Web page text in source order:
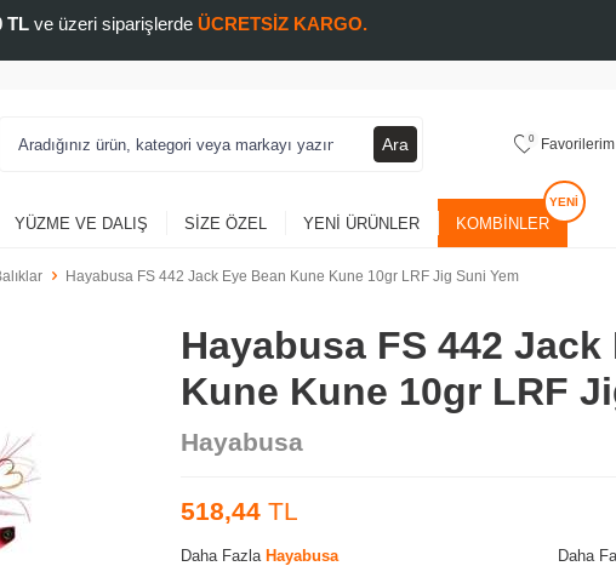
TLve üzeri siparişlerde ÜCRETSİZ KARGO.
Ara 0 Favorilerim
YÜZME VE DALIŞ SIZE ÖZEL YENI ÜRÜNLER KOMBINLER
Hayabusa FS 442 Jack Eye Bean Kune Kune 10gr LRF Jig Suni Yem
Hayabusa FS 442 Jack
Kune Kune 10gr LRF
Hayabusa
518,44 TL
Daha Fazla Hayabusa Daha